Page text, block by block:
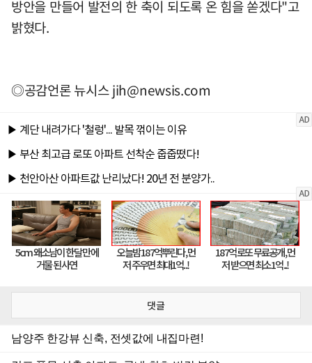
방안을 만들어 발전의 한 축이 되도록 온 힘을 쏟겠다"고
밝혔다.
◎공감언론 뉴시스jih@newsis.com
댓글